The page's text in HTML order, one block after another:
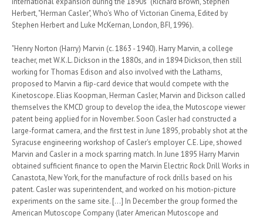
Herbert, "Herman Casler", Who's Who of Victorian Cinema, Edited by
Stephen Herbert and Luke McKernan, London, BFI, 1996).
"Henry Norton (Harry) Marvin (c. 1863 - 1940). Harry Marvin, a college
teacher, met W.K.L. Dickson in the 1880s, and in 1894 Dickson, then still
working for Thomas Edison and also involved with the Lathams,
proposed to Marvin a flip-card device that would compete with the
Kinetoscope. Elias Koopman, Herman Casler, Marvin and Dickson called
themselves the KMCD group to develop the idea, the Mutoscope viewer
patent being applied for in November. Soon Casler had constructed a
large-format camera, and the first test in June 1895, probably shot at the
Syracuse engineering workshop of Casler's employer C.E. Lipe, showed
Marvin and Casler in a mock sparring match. In June 1895 Harry Marvin
obtained sufficient finance to open the Marvin Electric Rock Drill Works in
Canastota, New York, for the manufacture of rock drills based on his
patent. Casler was superintendent, and worked on his motion-picture
experiments on the same site. [...] In December the group formed the
American Mutoscope Company (later American Mutoscope and